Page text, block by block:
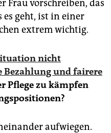
Frau vorschreiben, das
es geht, ist in einer
extrem wichtig.
nicht
Bezahlung und fairere
Pflege zu kämpfen
aufwiegen.